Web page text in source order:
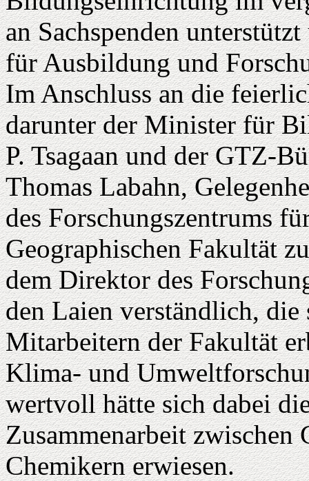
an Sachspenden
für Ausbildung und
Im Anschluss an die
darunter der Minister für
P. Tsagaan und der GTZ-
Thomas Labahn,
des Forschungszentrums
Geographischen Fakultät
dem Direktor des
den Laien verständlich,
Mitarbeitern der Fakultät
Klima- und
wertvoll hätte sich dabei
Zusammenarbeit zwischen
Chemikern erwiesen.